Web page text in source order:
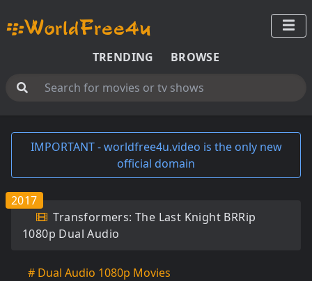
TRENDING BROWSE
IMPORTANT - worldfree4u.video is the only new
official domain
Transformers: The Last Knight BRRip
1080p Dual Audio
2017
# Dual Audio 1080p Movies